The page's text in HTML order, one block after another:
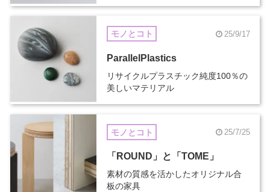
モノとコト 25/9/17
ParallelPlastics
リサイクルプラスチック純度100％の
美しいマテリアル
モノとコト 25/7/25
「ROUND」と「TOME」
素材の質感を活かしたオリジナル合
板の家具